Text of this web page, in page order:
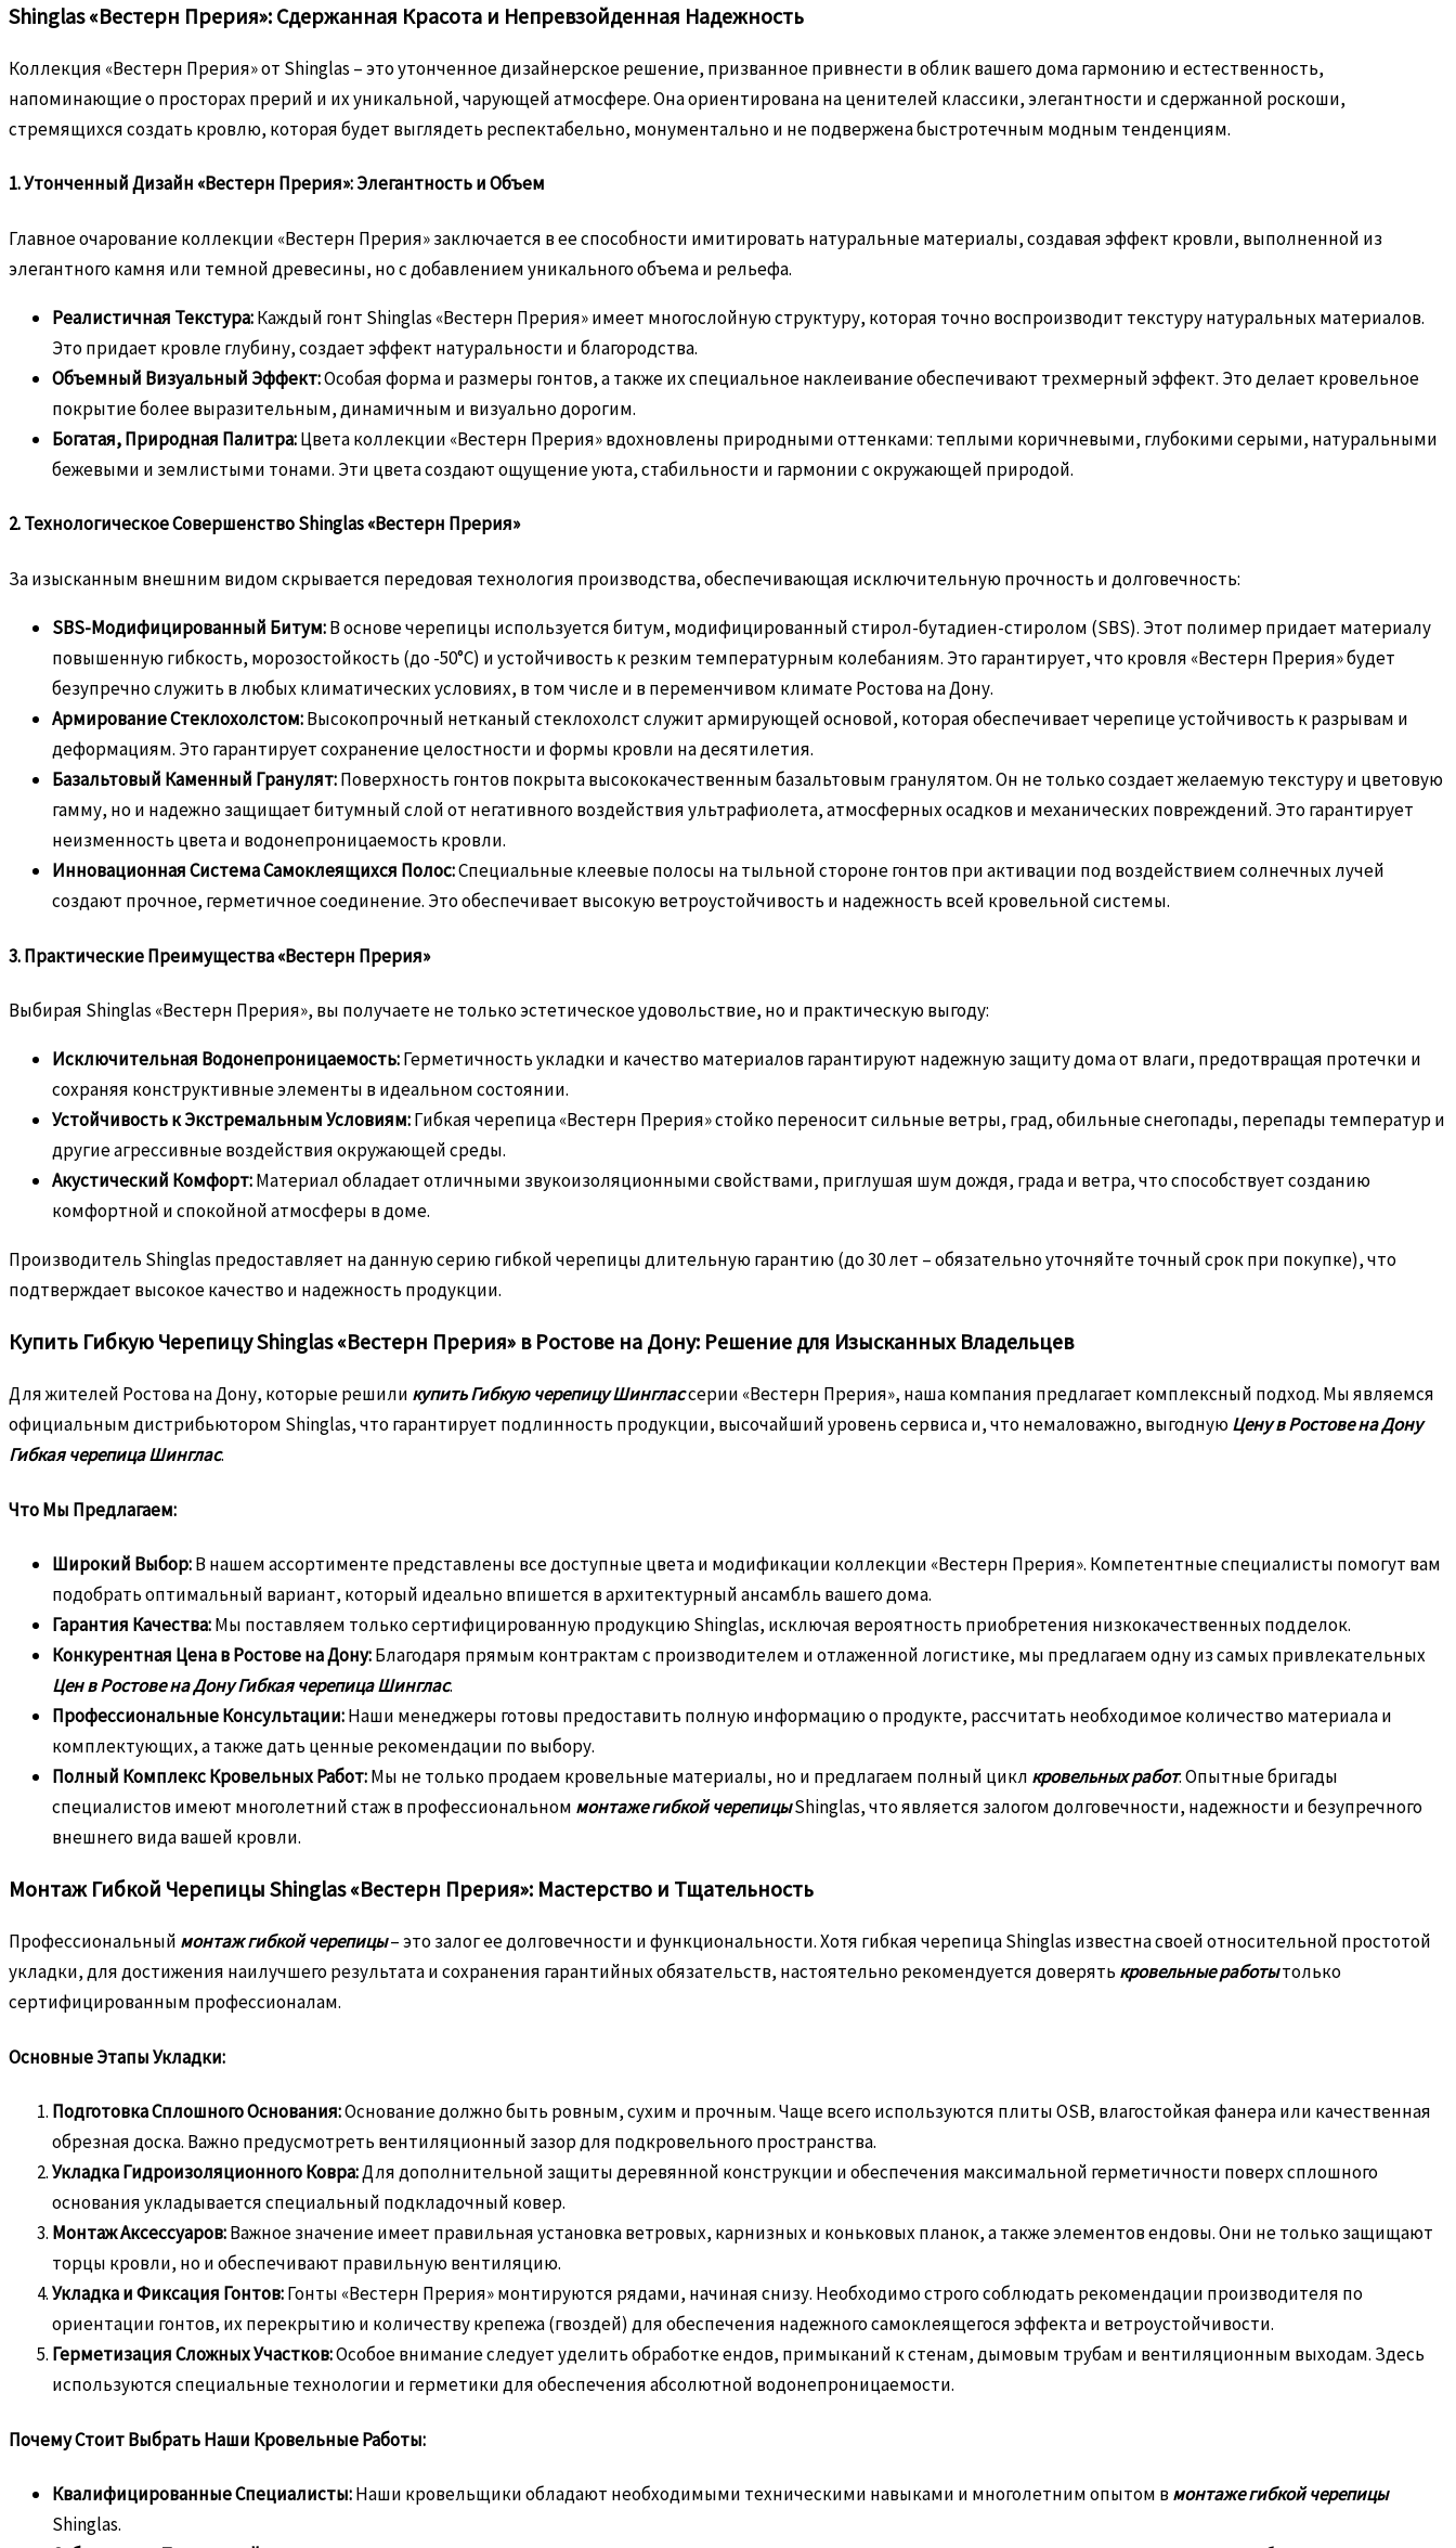
Shinglas «Вестерн Прерия»: Сдержанная Красота и Непревзойденная Надежность
Коллекция «Вестерн Прерия» от Shinglas – это утонченное дизайнерское решение, призванное привнести в облик вашего дома гармонию и естественность,
напоминающие о просторах прерий и их уникальной, чарующей атмосфере. Она ориентирована на ценителей классики, элегантности и сдержанной роскоши,
стремящихся создать кровлю, которая будет выглядеть респектабельно, монументально и не подвержена быстротечным модным тенденциям.
1. Утонченный Дизайн «Вестерн Прерия»: Элегантность и Объем
Главное очарование коллекции «Вестерн Прерия» заключается в ее способности имитировать натуральные материалы, создавая эффект кровли, выполненной из
элегантного камня или темной древесины, но с добавлением уникального объема и рельефа.
Реалистичная Текстура:Каждый гонт Shinglas «Вестерн Прерия» имеет многослойную структуру, которая точно воспроизводит текстуру натуральных материалов.
Это придает кровле глубину, создает эффект натуральности и благородства.
Объемный Визуальный Эффект:Особая форма и размеры гонтов, а также их специальное наклеивание обеспечивают трехмерный эффект. Это делает кровельное
покрытие более выразительным, динамичным и визуально дорогим.
Богатая, Природная Палитра:Цвета коллекции «Вестерн Прерия» вдохновлены природными оттенками: теплыми коричневыми, глубокими серыми, натуральными
бежевыми и землистыми тонами. Эти цвета создают ощущение уюта, стабильности и гармонии с окружающей природой.
2. Технологическое Совершенство Shinglas «Вестерн Прерия»
За изысканным внешним видом скрывается передовая технология производства, обеспечивающая исключительную прочность и долговечность:
SBS-Модифицированный Битум:В основе черепицы используется битум, модифицированный стирол-бутадиен-стиролом (SBS). Этот полимер придает материалу
повышенную гибкость, морозостойкость (до -50°C) и устойчивость к резким температурным колебаниям. Это гарантирует, что кровля «Вестерн Прерия» будет
безупречно служить в любых климатических условиях, в том числе и в переменчивом климате Ростова на Дону.
Армирование Стеклохолстом:Высокопрочный нетканый стеклохолст служит армирующей основой, которая обеспечивает черепице устойчивость к разрывам и
деформациям. Это гарантирует сохранение целостности и формы кровли на десятилетия.
Базальтовый Каменный Гранулят:Поверхность гонтов покрыта высококачественным базальтовым гранулятом. Он не только создает желаемую текстуру и цветовую
гамму, но и надежно защищает битумный слой от негативного воздействия ультрафиолета, атмосферных осадков и механических повреждений. Это гарантирует
неизменность цвета и водонепроницаемость кровли.
Инновационная Система Самоклеящихся Полос:Специальные клеевые полосы на тыльной стороне гонтов при активации под воздействием солнечных лучей
создают прочное, герметичное соединение. Это обеспечивает высокую ветроустойчивость и надежность всей кровельной системы.
3. Практические Преимущества «Вестерн Прерия»
Выбирая Shinglas «Вестерн Прерия», вы получаете не только эстетическое удовольствие, но и практическую выгоду:
Исключительная Водонепроницаемость:Герметичность укладки и качество материалов гарантируют надежную защиту дома от влаги, предотвращая протечки и
сохраняя конструктивные элементы в идеальном состоянии.
Устойчивость к Экстремальным Условиям:Гибкая черепица «Вестерн Прерия» стойко переносит сильные ветры, град, обильные снегопады, перепады температур и
другие агрессивные воздействия окружающей среды.
Акустический Комфорт:Материал обладает отличными звукоизоляционными свойствами, приглушая шум дождя, града и ветра, что способствует созданию
комфортной и спокойной атмосферы в доме.
Производитель Shinglas предоставляет на данную серию гибкой черепицы длительную гарантию (до 30 лет – обязательно уточняйте точный срок при покупке), что
подтверждает высокое качество и надежность продукции.
Купить Гибкую Черепицу Shinglas «Вестерн Прерия» в Ростове на Дону: Решение для Изысканных Владельцев
Для жителей Ростова на Дону, которые решили купить Гибкую черепицу Шинглассерии «Вестерн Прерия», наша компания предлагает комплексный подход. Мы являемся
официальным дистрибьютором Shinglas, что гарантирует подлинность продукции, высочайший уровень сервиса и, что немаловажно, выгоднуюЦену в Ростове на Дону
Гибкая черепица Шинглас.
Что Мы Предлагаем:
Широкий Выбор:В нашем ассортименте представлены все доступные цвета и модификации коллекции «Вестерн Прерия». Компетентные специалисты помогут вам
подобрать оптимальный вариант, который идеально впишется в архитектурный ансамбль вашего дома.
Гарантия Качества:Мы поставляем только сертифицированную продукцию Shinglas, исключая вероятность приобретения низкокачественных подделок.
Конкурентная Цена в Ростове на Дону:Благодаря прямым контрактам с производителем и отлаженной логистике, мы предлагаем одну из самых привлекательных
Цен в Ростове на Дону Гибкая черепица Шинглас.
Профессиональные Консультации:Наши менеджеры готовы предоставить полную информацию о продукте, рассчитать необходимое количество материала и
комплектующих, а также дать ценные рекомендации по выбору.
Полный Комплекс Кровельных Работ:Мы не только продаем кровельные материалы, но и предлагаем полный цикл кровельных работ. Опытные бригады
специалистов имеют многолетний стаж в профессиональном монтаже гибкой черепицыShinglas, что является залогом долговечности, надежности и безупречного
внешнего вида вашей кровли.
Монтаж Гибкой Черепицы Shinglas «Вестерн Прерия»: Мастерство и Тщательность
Профессиональный монтаж гибкой черепицы– это залог ее долговечности и функциональности. Хотя гибкая черепица Shinglas известна своей относительной простотой
укладки, для достижения наилучшего результата и сохранения гарантийных обязательств, настоятельно рекомендуется доверять кровельные работытолько
сертифицированным профессионалам.
Основные Этапы Укладки:
Подготовка Сплошного Основания:Основание должно быть ровным, сухим и прочным. Чаще всего используются плиты OSB, влагостойкая фанера или качественная
обрезная доска. Важно предусмотреть вентиляционный зазор для подкровельного пространства.
Укладка Гидроизоляционного Ковра:Для дополнительной защиты деревянной конструкции и обеспечения максимальной герметичности поверх сплошного
основания укладывается специальный подкладочный ковер.
Монтаж Аксессуаров:Важное значение имеет правильная установка ветровых, карнизных и коньковых планок, а также элементов ендовы. Они не только защищают
торцы кровли, но и обеспечивают правильную вентиляцию.
Укладка и Фиксация Гонтов:Гонты «Вестерн Прерия» монтируются рядами, начиная снизу. Необходимо строго соблюдать рекомендации производителя по
ориентации гонтов, их перекрытию и количеству крепежа (гвоздей) для обеспечения надежного самоклеящегося эффекта и ветроустойчивости.
Герметизация Сложных Участков:Особое внимание следует уделить обработке ендов, примыканий к стенам, дымовым трубам и вентиляционным выходам. Здесь
используются специальные технологии и герметики для обеспечения абсолютной водонепроницаемости.
Почему Стоит Выбрать Наши Кровельные Работы:
Квалифицированные Специалисты:Наши кровельщики обладают необходимыми техническими навыками и многолетним опытом в монтаже гибкой черепицы
Shinglas.